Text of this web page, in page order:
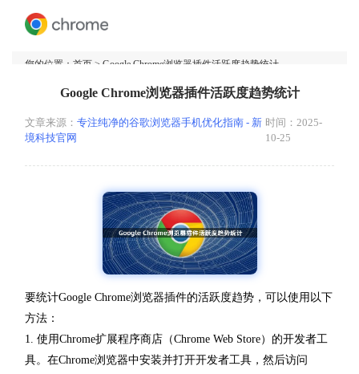
您的位置： 首页 > Google Chrome浏览器插件活跃度趋势统计
Google Chrome浏览器插件活跃度趋势统计
文章来源： 专注纯净的谷歌浏览器手机优化指南 - 新
境科技官网
时间：2025-
10-25
要统计Google Chrome浏览器插件的活跃度趋势，可以使用以下
方法：
1. 使用Chrome扩展程序商店（Chrome Web Store）的开发者工
具。在Chrome浏览器中安装并打开开发者工具，然后访问